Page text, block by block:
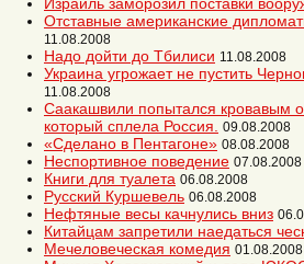
Израиль заморозил поставки
Отставные американские
11.08.2008
Надо дойти до Тбилиси 11.08.2008
Украина угрожает не пустить
11.08.2008
Саакашвили попытался кровавым
который сплела Россия. 09.08.2008
«Сделано в Пентагоне» 08.08.2008
Неспортивное поведение 07.08.2008
Книги для туалета 06.08.2008
Русский Куршевель 06.08.2008
Нефтяные весы качнулись вниз
Китайцам запретили наедаться
Мечеловеческая комедия 01.08.2008